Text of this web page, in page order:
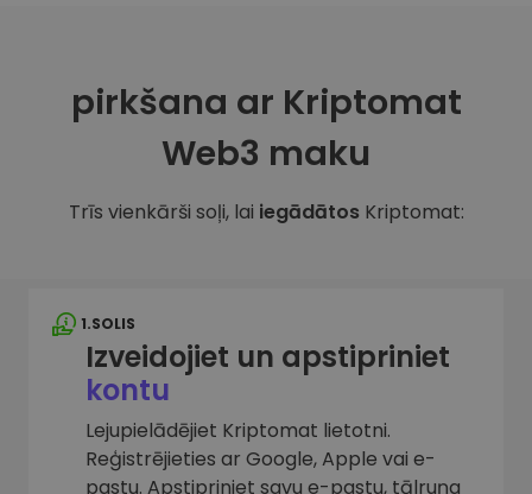
pirkšana ar Kriptomat
Web3 maku
Trīs vienkārši soļi, lai iegādātos Kriptomat:
1.SOLIS
Izveidojiet un apstipriniet
kontu
Lejupielādējiet Kriptomat lietotni.
Reģistrējieties ar Google, Apple vai e-
pastu. Apstipriniet savu e-pastu, tālruņa